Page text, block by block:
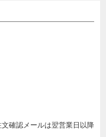
確認メールは翌営業日以降